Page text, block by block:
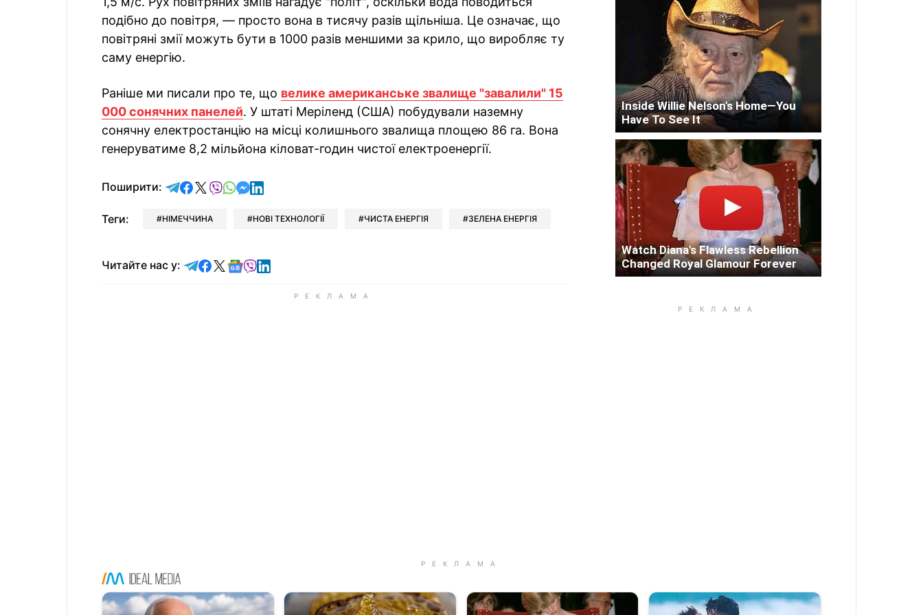
подібно до повітря, — просто вона в тисячу разів щільніша. Це означає, що
повітряні змії можуть бути в 1000 разів меншими за крило, що виробляє ту
саму енергію.
Раніше ми писали про те, що велике американське звалище "завалили" 15
000 сонячних панелей. У штаті Меріленд (США) побудували наземну
сонячну електростанцію на місці колишнього звалища площею 86 га. Вона
генеруватиме 8,2 мільйона кіловат-годин чистої електроенергії.
Поширити: відправити у Telegram
поділитись у Facebook
поділитись у X
відправити у Viber
відправити у Whatsapp
відправити у Messenger
відправити у LinkedIn
Теги: НІМЕЧЧИНА НОВІ ТЕХНОЛОГІЇ ЧИСТА ЕНЕРГІЯ ЗЕЛЕНА ЕНЕРГІЯ
Читайте нас у: Читайте у Telegram
Читайте у Facebook
Читайте у X
Читайте у Google news
Читайте у Viber
Читайте у LinkedIn
Inside Willie Nelson's Home—You
Have To See It
Watch Diana's Flawless Rebellion
Changed Royal Glamour Forever